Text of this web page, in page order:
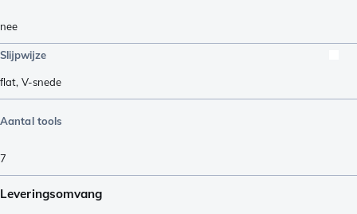
nee
Slijpwijze
flat, V-snede
Aantal tools
7
Leveringsomvang